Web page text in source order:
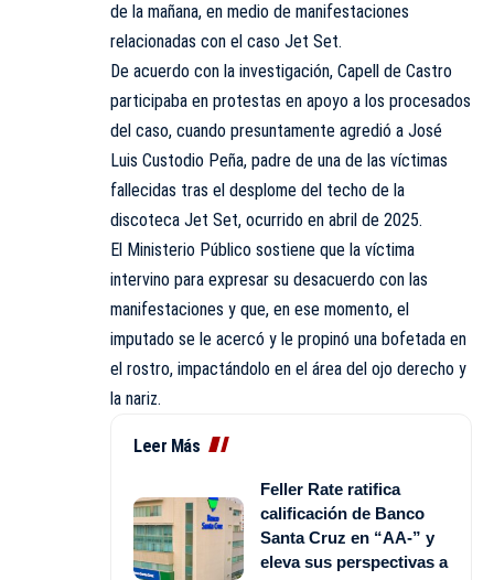
de la mañana, en medio de manifestaciones
relacionadas con el caso Jet Set.
De acuerdo con la investigación, Capell de Castro
participaba en protestas en apoyo a los procesados
del caso, cuando presuntamente agredió a José
Luis Custodio Peña, padre de una de las víctimas
fallecidas tras el desplome del techo de la
discoteca Jet Set, ocurrido en abril de 2025.
El Ministerio Público sostiene que la víctima
intervino para expresar su desacuerdo con las
manifestaciones y que, en ese momento, el
imputado se le acercó y le propinó una bofetada en
el rostro, impactándolo en el área del ojo derecho y
la nariz.
Leer Más
Feller Rate ratifica
calificación de Banco
Santa Cruz en “AA-” y
eleva sus perspectivas a